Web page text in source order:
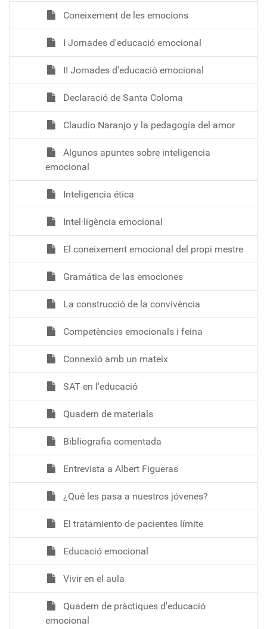
Coneixement de les emocions
I Jornades d'educació emocional
II Jornades d'educació emocional
Declaració de Santa Coloma
Claudio Naranjo y la pedagogía del amor
Algunos apuntes sobre inteligencia
emocional
Inteligencia ética
Intel·ligència emocional
El coneixement emocional del propi mestre
Gramática de las emociones
La construcció de la convivència
Competències emocionals i feina
Connexió amb un mateix
SAT en l'educació
Quadern de materials
Bibliografia comentada
Entrevista a Albert Figueras
¿Qué les pasa a nuestros jóvenes?
El tratamiento de pacientes límite
Educació emocional
Vivir en el aula
Quadern de pràctiques d'educació
emocional